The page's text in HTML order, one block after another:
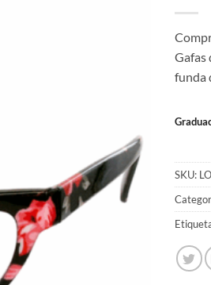
Gafas
funda
SKU: